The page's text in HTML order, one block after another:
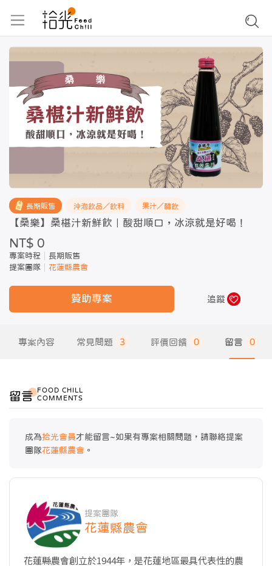
追蹤
長期販售 沖泡飲品／飲料 果汁／醋飲
【桑樂】桑椹汁新鮮飲｜酸甜順口，冰涼就是好喝！
NT$ 0
專案時程
長期販售
提案團隊
花蓮縣農會
贊助專案
專案內容 常見問題 3 評價回饋 0 留言 0
留言FOOD CHILL
COMMENTS
成為拾光會員才能留言~如果有專案相關問題，請聯絡提案
團隊花蓮縣農會。
提案團隊
花蓮縣農會
花蓮縣農會創立於1944年，是花蓮地區最具代表性的農